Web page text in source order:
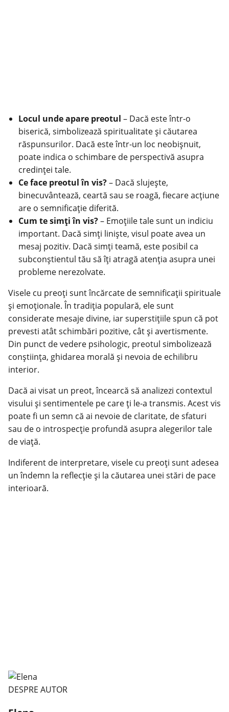
Locul unde apare preotul – Dacă este într-o
biserică, simbolizează spiritualitate și căutarea
răspunsurilor. Dacă este într-un loc neobișnuit,
poate indica o schimbare de perspectivă asupra
credinței tale.
Ce face preotul în vis?– Dacă slujește,
binecuvântează, ceartă sau se roagă, fiecare acțiune
are o semnificație diferită.
Cum te simți în vis?– Emoțiile tale sunt un indiciu
important. Dacă simți liniște, visul poate avea un
mesaj pozitiv. Dacă simți teamă, este posibil ca
subconștientul tău să îți atragă atenția asupra unei
probleme nerezolvate.
Visele cu preoți sunt încărcate de semnificații spirituale
și emoționale. În tradiția populară, ele sunt
considerate mesaje divine, iar superstițiile spun că pot
prevesti atât schimbări pozitive, cât și avertismente.
Din punct de vedere psihologic, preotul simbolizează
conștiința, ghidarea morală și nevoia de echilibru
interior.
Dacă ai visat un preot, încearcă să analizezi contextul
visului și sentimentele pe care ți le-a transmis. Acest vis
poate fi un semn că ai nevoie de claritate, de sfaturi
sau de o introspecție profundă asupra alegerilor tale
de viață.
Indiferent de interpretare, visele cu preoți sunt adesea
un îndemn la reflecție și la căutarea unei stări de pace
interioară.
DESPRE AUTOR